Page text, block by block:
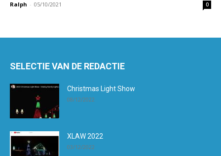
Ralph - 05/10/2021 0
SELECTIE VAN DE REDACTIE
Christmas Light Show
08/12/2022
XLAW 2022
03/12/2022